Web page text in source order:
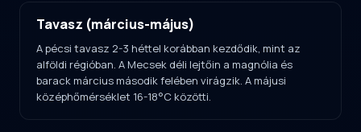
Tavasz (március-május)
A pécsi tavasz 2-3 héttel korábban kezdődik, mint az
alföldi régióban. A Mecsek déli lejtőin a magnólia és
barack március második felében virágzik. A májusi
középhőmérséklet 16-18°C közötti.